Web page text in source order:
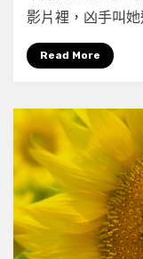
影片裡，凶手叫
Read More